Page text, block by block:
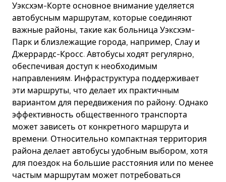
Уэксхэм-Корте основное внимание уделяется
автобусным маршрутам, которые соединяют
важные районы, такие как больница Уэксхэм-
Парк и близлежащие города, например, Слау и
Джеррардс-Кросс. Автобусы ходят регулярно,
обеспечивая доступ к необходимым
направлениям. Инфраструктура поддерживает
эти маршруты, что делает их практичным
вариантом для передвижения по району. Однако
эффективность общественного транспорта
может зависеть от конкретного маршрута и
времени. Относительно компактная территория
района делает автобусы удобным выбором, хотя
для поездок на большие расстояния или по менее
частым маршрутам может потребоваться